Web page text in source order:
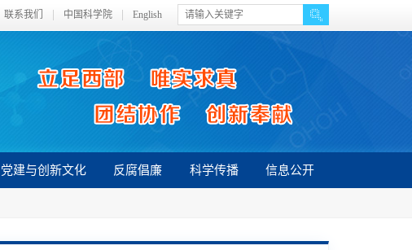
联系我们 中国科学院 English
党建与创新文化 反腐倡廉 科学传播 信息公开